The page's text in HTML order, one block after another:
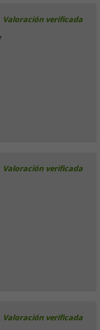
Valoración verificada
Valoración verificada
Valoración verificada